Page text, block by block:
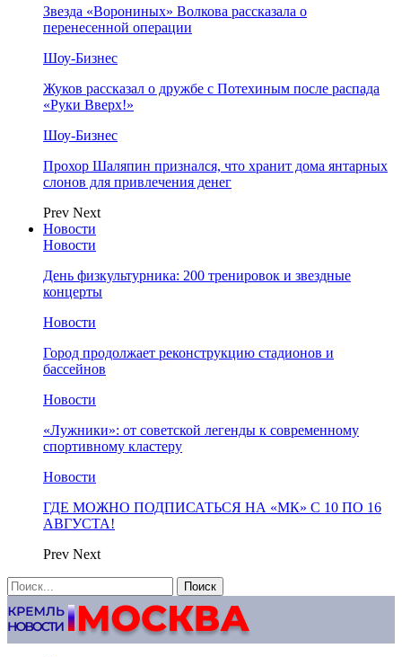
Звезда «Ворониных» Волкова рассказала о
перенесенной операции
Шоу-Бизнес
Жуков рассказал о дружбе с Потехиным после распада
«Руки Вверх!»
Шоу-Бизнес
Прохор Шаляпин признался, что хранит дома янтарных
слонов для привлечения денег
Prev Next
Новости
Новости
День физкультурника: 200 тренировок и звездные
концерты
Новости
Город продолжает реконструкцию стадионов и
бассейнов
Новости
«Лужники»: от советской легенды к современному
спортивному кластеру
Новости
ГДЕ МОЖНО ПОДПИСАТЬСЯ НА «МК» С 10 ПО 16
АВГУСТА!
Prev Next